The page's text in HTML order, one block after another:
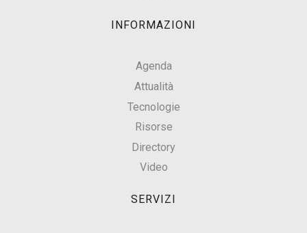
INFORMAZIONI
Agenda
Attualità
Tecnologie
Risorse
Directory
Video
SERVIZI